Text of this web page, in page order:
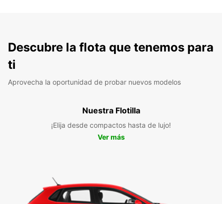
Descubre la flota que tenemos para
ti
Aprovecha la oportunidad de probar nuevos modelos
Nuestra Flotilla
¡Elija desde compactos hasta de lujo!
Ver más